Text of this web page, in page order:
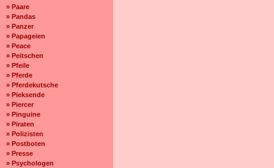
» Paare
» Pandas
» Panzer
» Papageien
» Peace
» Peitschen
» Pfeile
» Pferde
» Pferdekutsche
» Pieksende
» Piercer
» Pinguine
» Piraten
» Polizisten
» Postboten
» Presse
» Psychologen